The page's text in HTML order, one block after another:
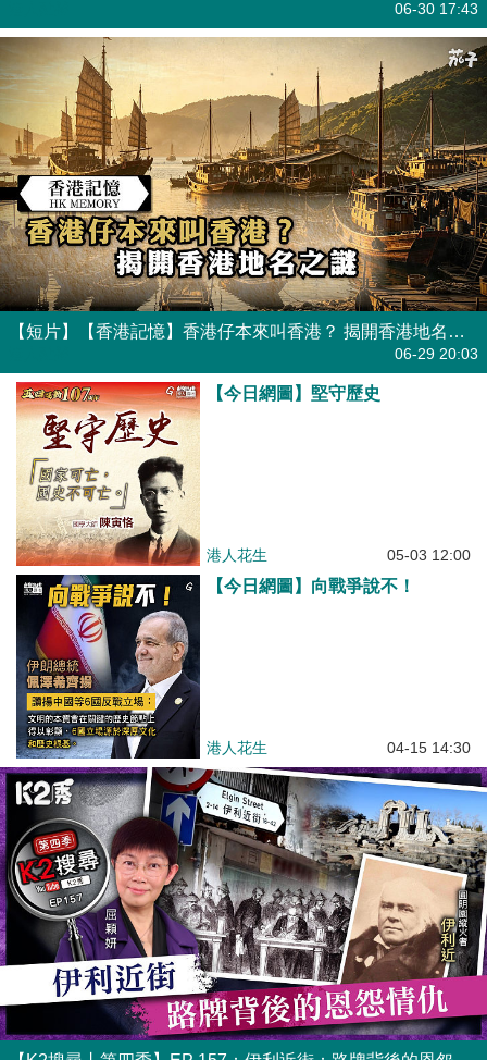
06-30 17:43
【短片】【香港記憶】香港仔本來叫香港？ 揭開香港地名之謎
06-29 20:03
【今日網圖】堅守歷史
港人花生 05-03 12:00
【今日網圖】向戰爭說不！
港人花生 04-15 14:30